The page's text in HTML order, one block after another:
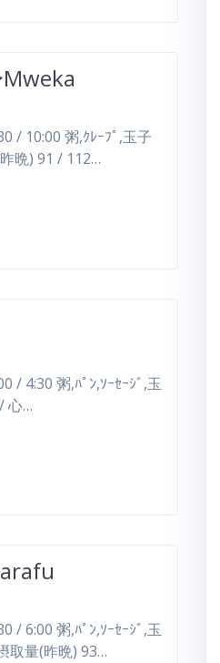
/ 10:00 粥,ｸﾚｰﾌﾟ,玉子
晩) 91 / 112…
/ 4:30 粥,ﾊﾟﾝ,ｿｰｾｰｼﾞ,玉
心…
/ 6:00 粥,ﾊﾟﾝ,ｿｰｾｰｼﾞ,玉
取量(昨晩) 93…